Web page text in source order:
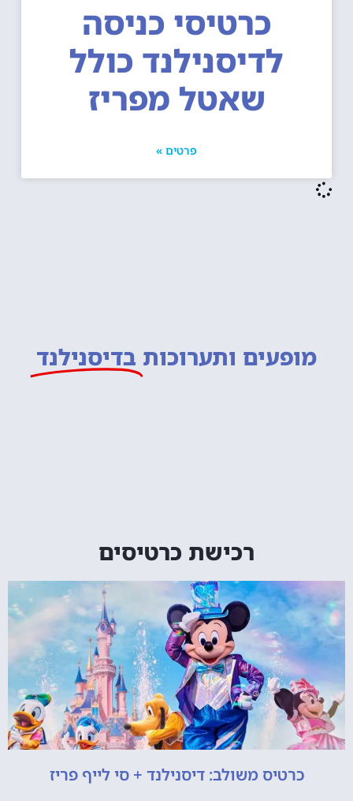
כרטיסי כניסה
לדיסנילנד כולל
שאטל מפריז
פרטים »
מופעים ותערוכות בדיסנילנד
רכישת כרטיסים
כרטיס משולב: דיסנילנד + סי לייף פריז